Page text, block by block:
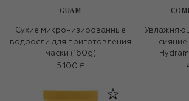
GUAM
Сухие микронизированные
водросли для приготовления
маски (160g)
5 100 ₽
сияние